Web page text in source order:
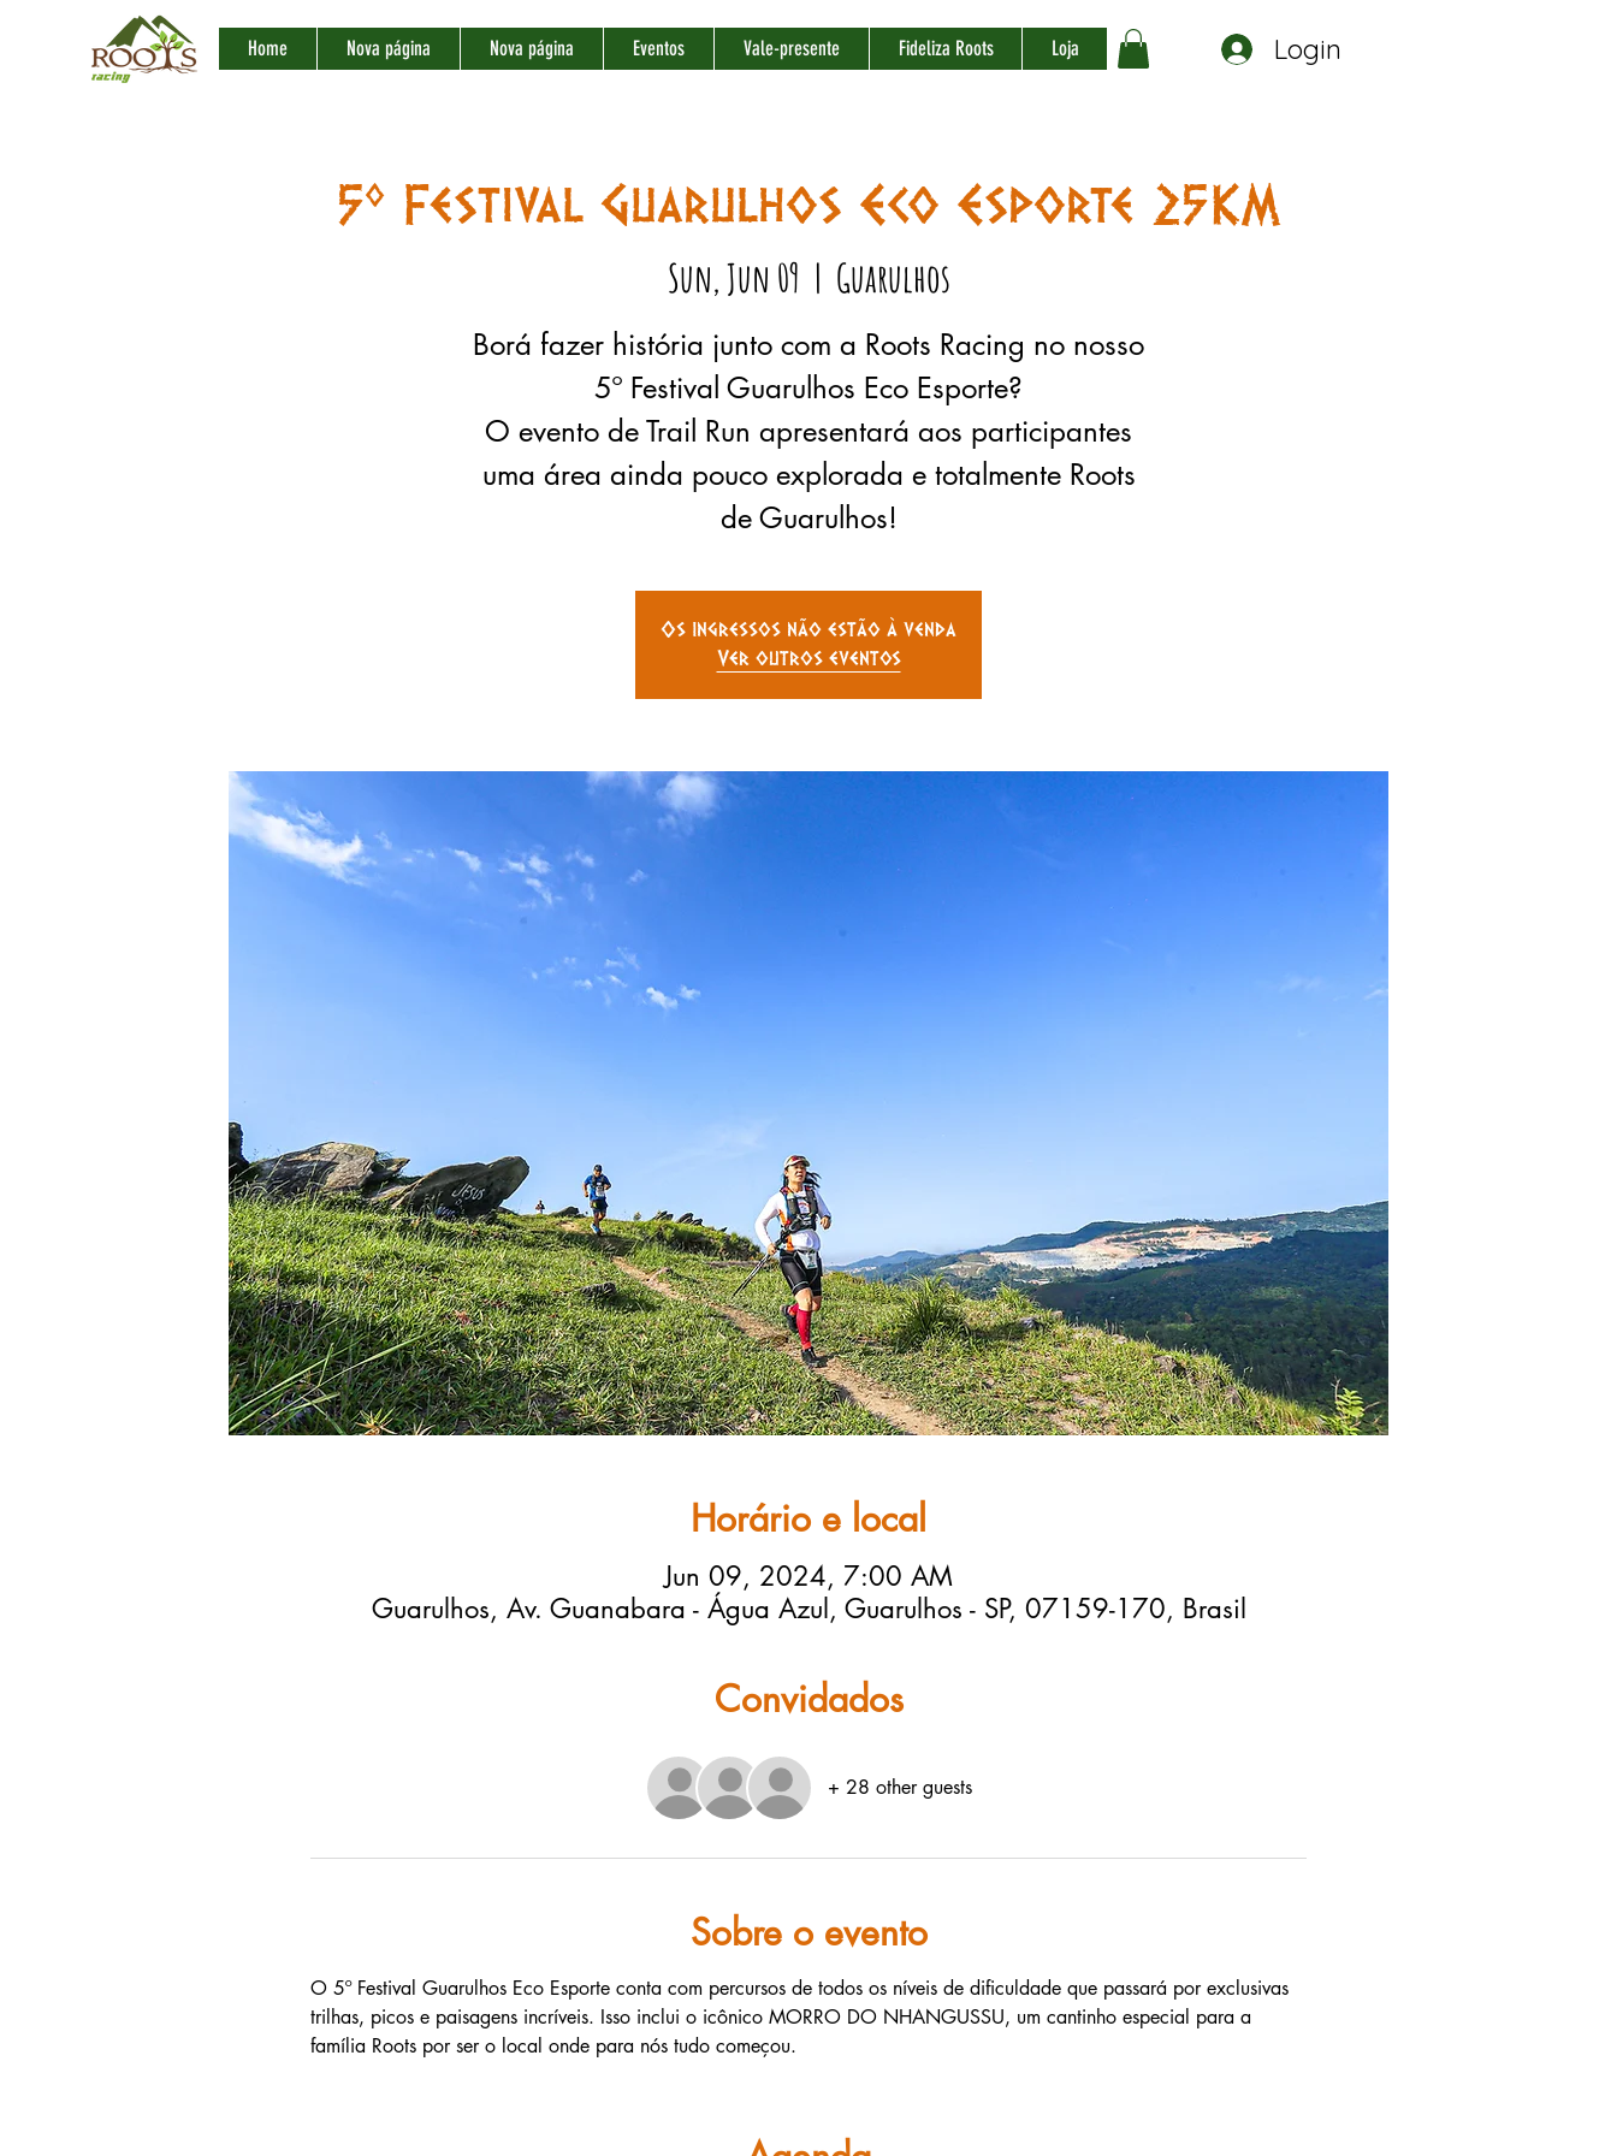
Home Nova página Nova página Eventos Vale-presente Fideliza Roots Loja Login
5º Festival Guarulhos Eco Esporte 25KM
Sun, Jun 09
  |
Guarulhos
Borá fazer história junto com a Roots Racing no nosso
5º Festival Guarulhos Eco Esporte?
O evento de Trail Run apresentará aos participantes
uma área ainda pouco explorada e totalmente Roots
de Guarulhos!
Os ingressos não estão à venda
Ver outros eventos
Horário e local
Jun 09, 2024, 7:00 AM
Guarulhos, Av. Guanabara - Água Azul, Guarulhos - SP, 07159-170, Brasil
Convidados
+ 28 other guests
Sobre o evento
O 5º Festival Guarulhos Eco Esporte conta com percursos de todos os níveis de dificuldade que passará por exclusivas
trilhas, picos e paisagens incríveis. Isso inclui o icônico MORRO DO NHANGUSSU, um cantinho especial para a
família Roots por ser o local onde para nós tudo começou.